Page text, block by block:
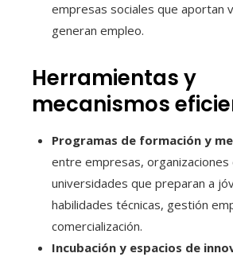
empresas sociales que aportan
generan empleo.
Herramientas y
mecanismos
Programas de formación y
entre empresas, organizaciones
universidades que preparan a
habilidades técnicas, gestión
comercialización.
Incubación y espacios de